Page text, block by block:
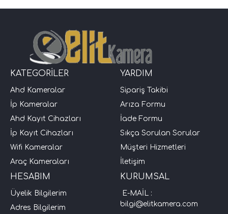
KATEGORİLER
Ahd Kameralar
İp Kameralar
Ahd Kayıt Cihazları
İp Kayıt Cihazları
Wifi Kameralar
Araç Kameraları
YARDIM
Sipariş Takibi
Arıza Formu
İade Formu
Sıkça Sorulan Sorular
Müşteri Hizmetleri
İletişim
HESABIM
Üyelik Bilgilerim
Adres Bilgilerim
KURUMSAL
E-MAİL :
bilgi@elitkamera.com